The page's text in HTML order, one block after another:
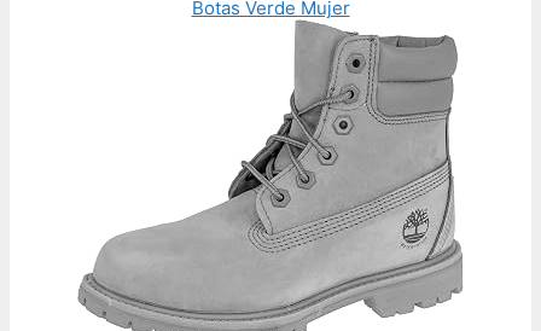
Botas Verde Mujer